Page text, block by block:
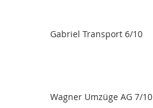
Gabriel Transport 6/10
Wagner Umzüge AG 7/10